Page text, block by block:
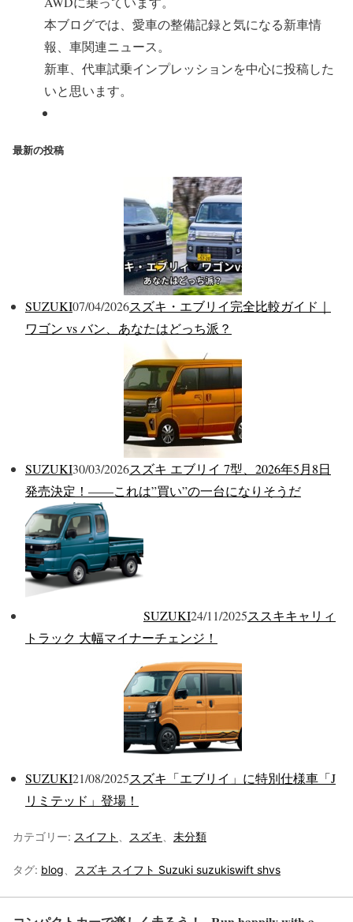
本ブログでは、愛車の整備記録と気になる新車情
報、車関連ニュース。
新車、代車試乗インプレッションを中心に投稿した
いと思います。
最新の投稿
SUZUKI07/04/2026スズキ・エブリイ完全比較ガイド｜
ワゴン vs バン、あなたはどっち派？
SUZUKI30/03/2026スズキ エブリイ 7型、2026年5月8日
発売決定！——これは”買い”の一台になりそうだ
SUZUKI24/11/2025ススキキャリィ
トラック 大幅マイナーチェンジ！
SUZUKI21/08/2025スズキ「エブリイ」に特別仕様車「J
リミテッド」登場！
カテゴリー: スイフト スズキ 未分類
タグ: blog スズキ スイフト Suzuki suzukiswift shvs